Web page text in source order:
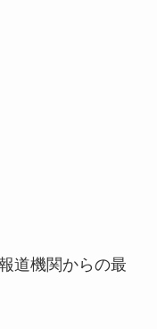
道機関からの最